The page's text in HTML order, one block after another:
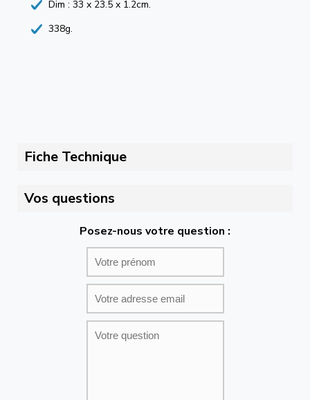
Dim : 33 x 23.5 x 1.2cm.
338g.
Fiche Technique
Vos questions
Posez-nous votre question :